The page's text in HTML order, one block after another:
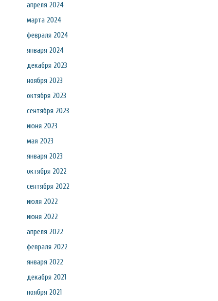
апреля 2024
марта 2024
февраля 2024
января 2024
декабря 2023
ноября 2023
октября 2023
сентября 2023
июня 2023
мая 2023
января 2023
октября 2022
сентября 2022
июля 2022
июня 2022
апреля 2022
февраля 2022
января 2022
декабря 2021
ноября 2021